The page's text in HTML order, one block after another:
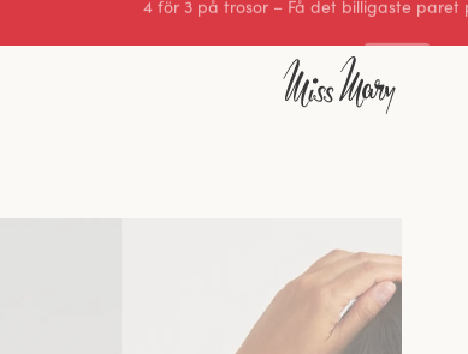
Utmärkt 4.3 av 5